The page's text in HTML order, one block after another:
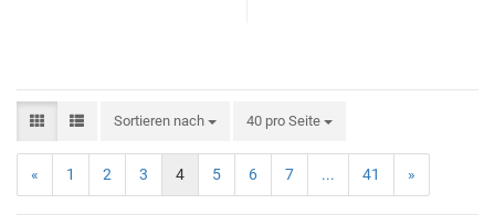
Sortieren nach 40 pro Seite
« 1 2 3 4 5 6 7 ... 41 »